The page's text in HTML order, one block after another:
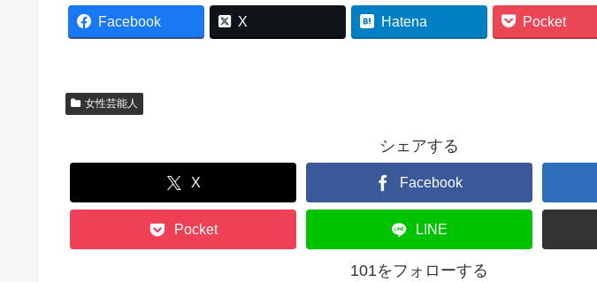
Facebook X Hatena Pocket
女性芸能人
シェアする
X Facebook
Pocket LINE
101をフォローする